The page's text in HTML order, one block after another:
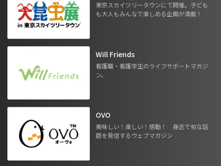
東京スカイツリータウンにて開催。子ども
も大人もみんなで楽しめる企画が満載！
Will Friends
看護職・看護学生のライフサポートマガジ
ン。
OVO
美味しい！楽しい！感動！ 身近で旬な話
題を発信するウェブマガジン